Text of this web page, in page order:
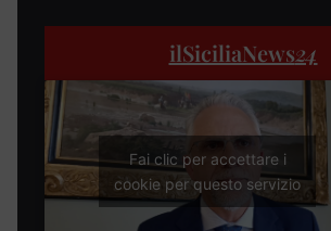
ilSiciliaNews24
Fai clic per accettare i
cookie per questo servizio